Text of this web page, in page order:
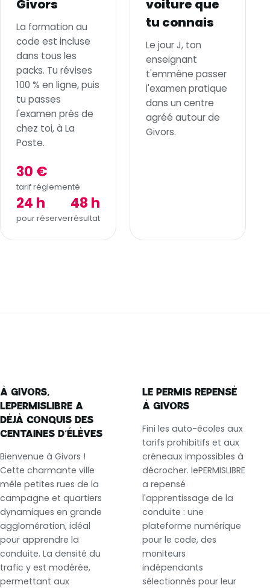
Givors
La formation au
code est incluse
dans tous les
packs. Tu révises
100 % en ligne, puis
tu passes
l'examen près de
chez toi, à La
Poste.
30 €
tarif réglementé
24 h
pour réserver
48 h
résultat
voiture que
tu connais
Le jour J, ton
enseignant
t'emmène passer
l'examen pratique
dans un centre
agréé autour de
Givors.
À GIVORS,
LEPERMISLIBRE A
DÉJÀ CONQUIS DES
CENTAINES D’ÉLÈVES
Bienvenue à Givors !
Cette charmante ville
mêle petites rues de la
campagne et quartiers
dynamiques en grande
agglomération, idéal
pour apprendre la
conduite. La densité du
trafic y est modérée,
permettant aux
LE PERMIS REPENSÉ
À GIVORS
Fini les auto-écoles aux
tarifs prohibitifs et aux
créneaux impossibles à
décrocher. lePERMISLIBRE
a repensé
l'apprentissage de la
conduite : une
plateforme numérique
pour le code, des
moniteurs
indépendants
sélectionnés pour leur